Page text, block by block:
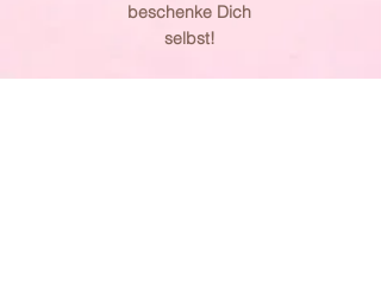
beschenke Dich
selbst!